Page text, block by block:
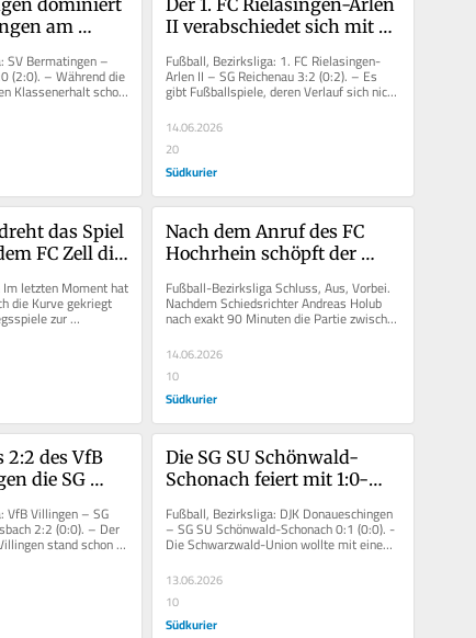
am
SV Bermatingen –
(2:0). – Während die
Klassenerhalt schon
II verabschiedet sich mit
SG Reichenau
Fußball, Bezirksliga: 1. FC Rielasingen-
Arlen II – SG Reichenau 3:2 (0:2). – Es
gibt Fußballspiele, deren Verlauf sich nicht
rational erklären...
14.06.2026
20
Südkurier
das Spiel
FC Zell die
letzten Moment hat
die Kurve gekriegt
zur
SV Rot-Weiß...
Nach dem Anruf des FC
Hochrhein schöpft der
Schliengen neue Hoffnung
Fußball-Bezirksliga Schluss, Aus, Vorbei.
Nachdem Schiedsrichter Andreas Holub
nach exakt 90 Minuten die Partie zwischen
14.06.2026
10
Südkurier
2:2 des VfB
die SG
VfB Villingen – SG
2:2 (0:0). – Der
stand schon
Die SG SU Schönwald-
Schonach feiert mit 1:0-
den Klassenerhalt
Fußball, Bezirksliga: DJK Donaueschingen
– SG SU Schönwald-Schonach 0:1 (0:0). -
Die Schwarzwald-Union wollte mit einem
13.06.2026
10
Südkurier